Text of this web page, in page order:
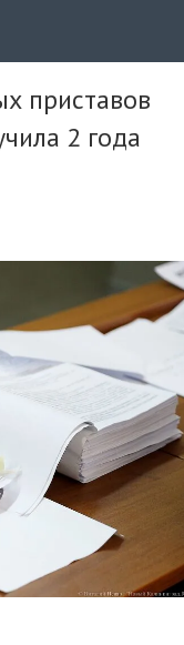
приставов
2 года